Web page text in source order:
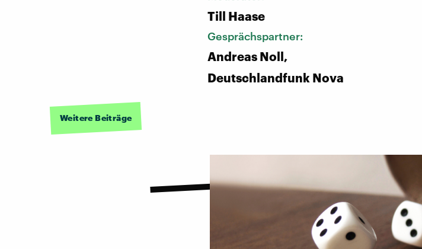
Till Haase
Gesprächspartner:
Andreas Noll,
Deutschlandfunk Nova
Weitere Beiträge